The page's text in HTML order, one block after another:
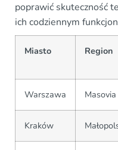
poprawić skuteczność
ich codziennym
Miasto Region
Warszawa Masovia
Kraków